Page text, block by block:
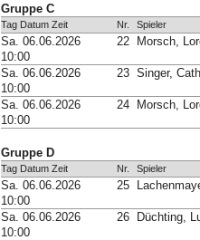
Gruppe C
Tag Datum Zeit Nr. Spieler
Sa. 06.06.2026
10:00
22 Morsch,
Sa. 06.06.2026
10:00
23 Singer,
Sa. 06.06.2026
10:00
24 Morsch,
Gruppe D
Tag Datum Zeit Nr. Spieler
Sa. 06.06.2026
10:00
25
Sa. 06.06.2026
10:00
26 Düchting,